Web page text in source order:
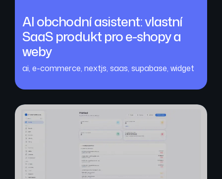
AI obchodní asistent: vlastní
SaaS produkt pro e-shopy a
weby
ai, e-commerce, nextjs, saas, supabase, widget